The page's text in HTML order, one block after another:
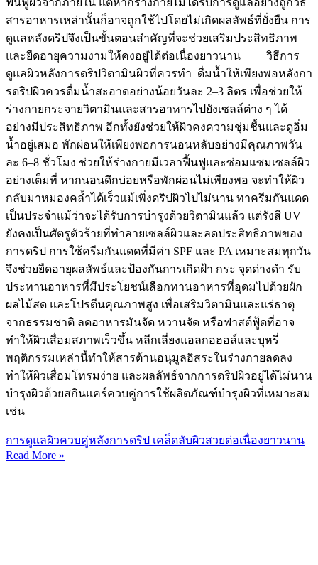
สารอาหารเหล่านั้นก็อาจถูกใช้ไปโดยไม่เกิดผลลัพธ์ที่ยั่งยืน การ
ดูแลหลังดริปจึงเป็นขั้นตอนสำคัญที่จะช่วยเสริมประสิทธิภาพ
และยืดอายุความงามให้คงอยู่ได้ต่อเนื่องยาวนาน วิธีการ
ดูแลผิวหลังการดริปวิตามินผิวที่ควรทำ ดื่มน้ำให้เพียงพอหลังกา
รดริปผิวควรดื่มน้ำสะอาดอย่างน้อยวันละ 2–3 ลิตร เพื่อช่วยให้
ร่างกายกระจายวิตามินและสารอาหารไปยังเซลล์ต่าง ๆ ได้
อย่างมีประสิทธิภาพ อีกทั้งยังช่วยให้ผิวคงความชุ่มชื้นและดูอิ่ม
น้ำอยู่เสมอ พักผ่อนให้เพียงพอการนอนหลับอย่างมีคุณภาพวัน
ละ 6–8 ชั่วโมง ช่วยให้ร่างกายมีเวลาฟื้นฟูและซ่อมแซมเซลล์ผิว
อย่างเต็มที่ หากนอนดึกบ่อยหรือพักผ่อนไม่เพียงพอ จะทำให้ผิว
กลับมาหมองคล้ำได้เร็วแม้เพิ่งดริปผิวไปไม่นาน ทาครีมกันแดด
เป็นประจำแม้ว่าจะได้รับการบำรุงด้วยวิตามินแล้ว แต่รังสี UV
ยังคงเป็นศัตรูตัวร้ายที่ทำลายเซลล์ผิวและลดประสิทธิภาพของ
การดริป การใช้ครีมกันแดดที่มีค่า SPF และ PA เหมาะสมทุกวัน
จึงช่วยยืดอายุผลลัพธ์และป้องกันการเกิดฝ้า กระ จุดด่างดำ รับ
ประทานอาหารที่มีประโยชน์เลือกทานอาหารที่อุดมไปด้วยผัก
ผลไม้สด และโปรตีนคุณภาพสูง เพื่อเสริมวิตามินและแร่ธาตุ
จากธรรมชาติ ลดอาหารมันจัด หวานจัด หรือฟาสต์ฟู้ดที่อาจ
ทำให้ผิวเสื่อมสภาพเร็วขึ้น หลีกเลี่ยงแอลกอฮอล์และบุหรี่
พฤติกรรมเหล่านี้ทำให้สารต้านอนุมูลอิสระในร่างกายลดลง
ทำให้ผิวเสื่อมโทรมง่าย และผลลัพธ์จากการดริปผิวอยู่ได้ไม่นาน
บำรุงผิวด้วยสกินแคร์ควบคู่การใช้ผลิตภัณฑ์บำรุงผิวที่เหมาะสม
เช่น
การดูแลผิวควบคู่หลังการดริป เคล็ดลับผิวสวยต่อเนื่องยาวนาน
Read More »